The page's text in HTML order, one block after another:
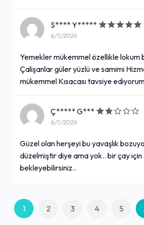
S**** Y*****
6/1/2026
Yemekler mükemmel özellikle lokum
Çalişanlar güler yüzlü ve samimi
mükemmel Kısacası tavsiye
Ç***** G***
6/1/2026
Güzel olan herşeyi bu yavaşlık
düzelmiştir diye ama yok.. bir çay için
bekleyebilirsiniz..
1 2 3 4 5